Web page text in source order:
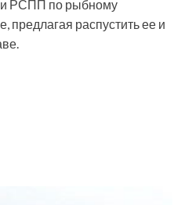
РСПП по рыбному
предлагая распустить ее и